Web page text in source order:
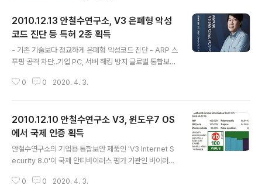
2010.12.13 안철수연구소, V3 은폐형 악성
코드 진단 등 특허 2종 획득
- 기존 기술보다 정교하게 은폐형 악성코드 진단 - ARP 스
푸핑 공격 차단..기업 PC, 서버 해킹 방지 글로벌 통합보안
칭 ‘안랩’)는 13일 V3 관련 2개의 신기술인 ‘은폐된 시스템
제 특허(용어설명)를 출원했다고 발표했다. ‘은폐된 시스템
개체 진단 시스템 및 진단 방법’은 컴퓨터에 침투해 자신을
은폐하는 악성코드를 진단하는 기술이다. 즉, 악성코드가
보안 소프트웨어가 자신을 진단하지 못하도록 은폐하려는
동작을 모니터링해 은폐된 개체와 정상 개체를 판별함으로
써 악성코드를 진단하는 것이다. 기존 진단 방법은 은폐형..
0 0 2020. 4. 3.
2010.12.10 안철수연구소 V3, 윈도우7 OS
에서 국제 인증 획득
안철수연구소의 기업용 통합보안 제품인 'V3 Internet S
ecurity 8.0'이 국제 안티바이러스 평가 기관인 바이러스
인증 테스트에서 단 1개의 오진 없이 100% 진단율로 ‘VB
0 0 2020. 4. 3.